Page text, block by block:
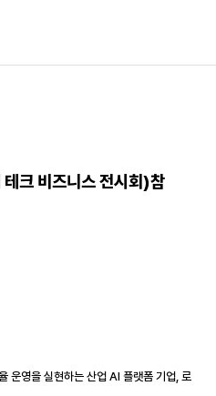
크 비즈니스 전시회)참
영을 실현하는 산업 AI 플랫폼 기업, 로